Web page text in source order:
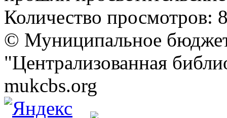
Количество просмотров:
© Муниципальное
"Централизованная
mukcbs.org